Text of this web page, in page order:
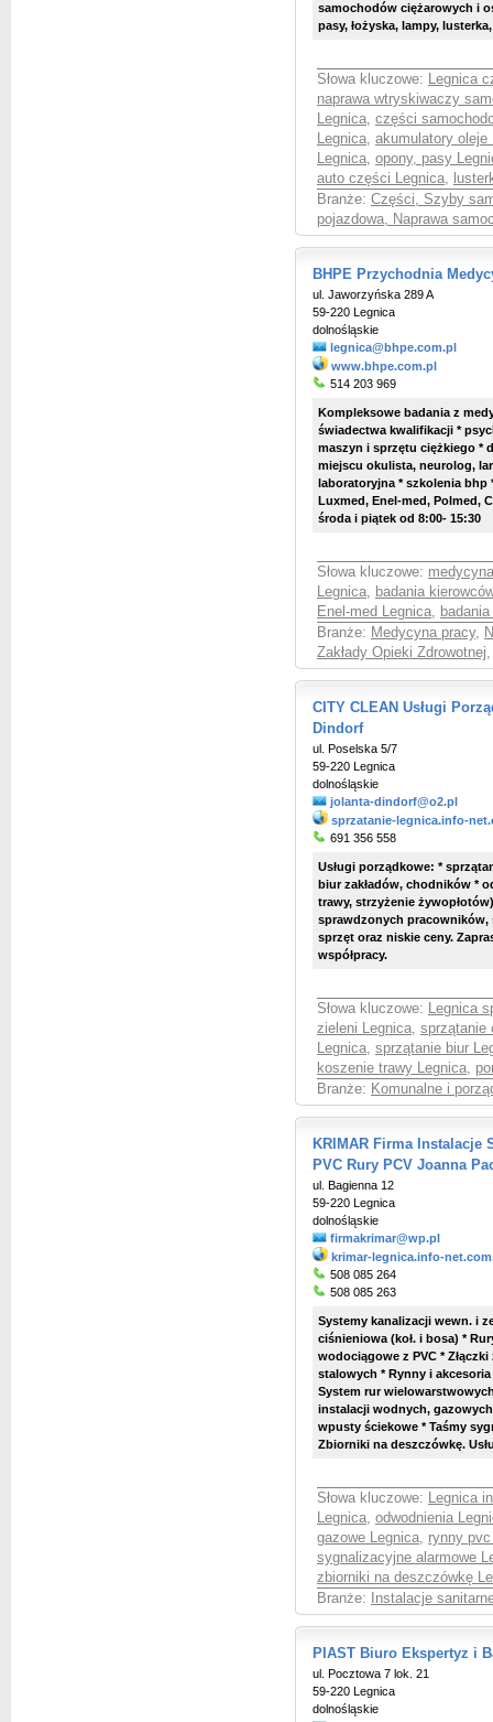
samochodów ciężarowych i
pasy, łożyska, lampy,
Słowa kluczowe: Legnica
naprawa wtryskiwaczy
Legnica, części
Legnica, akumulatory oleje
Legnica, opony, pasy
auto części Legnica,
Branże: Części, Szyby
pojazdowa, Naprawa
BHPE Przychodnia
ul. Jaworzyńska 289 A
59-220 Legnica
dolnośląskie
legnica@bhpe.com.pl
www.bhpe.com.pl
514 203 969
Kompleksowe badania z
świadectwa kwalifikacji *
maszyn i sprzętu ciężkiego *
miejscu okulista, neurolog,
laboratoryjna * szkolenia bhp
Luxmed, Enel-med, Polmed,
środa i piątek od 8:00- 15:30
Słowa kluczowe:
Legnica, badania
Enel-med Legnica,
Branże: Medycyna pracy,
Zakłady Opieki Zdrowotnej,
CITY CLEAN Usługi
Dindorf
ul. Poselska 5/7
59-220 Legnica
dolnośląskie
jolanta-dindorf@o2.pl
sprzatanie-legnica.info-
691 356 558
Usługi porządkowe: *
biur zakładów, chodników *
trawy, strzyżenie
sprawdzonych pracowników,
sprzęt oraz niskie ceny.
współpracy.
Słowa kluczowe: Legnica
zieleni Legnica, sprzątanie
Legnica, sprzątanie biur
koszenie trawy Legnica,
Branże: Komunalne i
KRIMAR Firma Instalacje
PVC Rury PCV Joanna
ul. Bagienna 12
59-220 Legnica
dolnośląskie
firmakrimar@wp.pl
krimar-legnica.info-
508 085 264
508 085 263
Systemy kanalizacji wewn. i
ciśnieniowa (koł. i bosa) *
wodociągowe z PVC *
stalowych * Rynny i
System rur
instalacji wodnych,
wpusty ściekowe * Taśmy
Zbiorniki na deszczówkę.
Słowa kluczowe: Legnica
Legnica, odwodnienia
gazowe Legnica, rynny
sygnalizacyjne alarmowe
zbiorniki na deszczówkę
Branże:
Instalacje
PIAST Biuro Ekspertyz i
ul. Pocztowa 7 lok. 21
59-220 Legnica
dolnośląskie